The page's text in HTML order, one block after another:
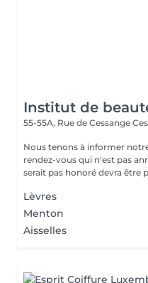
Institut de
55-55A, Rue de Cessange
Nous tenons à informer
rendez-vous qui n'est pas
serait pas honoré devra être
Lèvres
Menton
Aisselles